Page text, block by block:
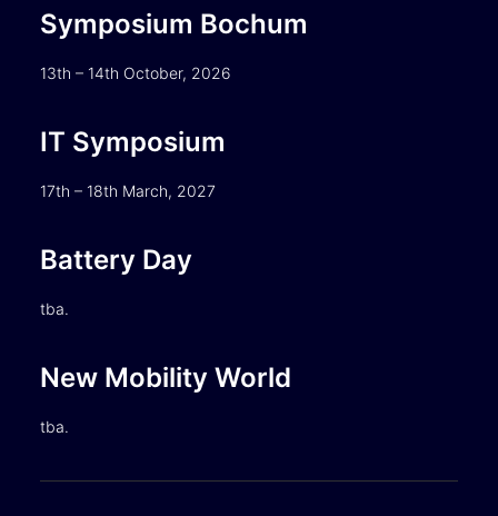
Symposium Bochum
13th – 14th October, 2026
IT Symposium
17th – 18th March, 2027
Battery Day
tba.
New Mobility World
tba.